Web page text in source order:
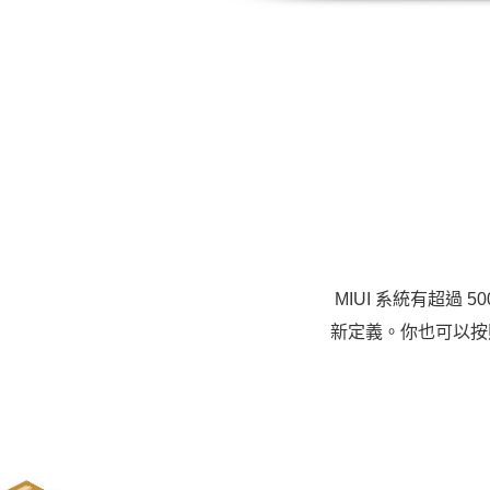
MIUI 系統有超過
新定義。你也可以